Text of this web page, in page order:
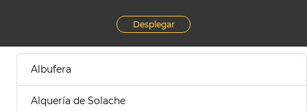
Desplegar
Albufera
Alquería de Solache